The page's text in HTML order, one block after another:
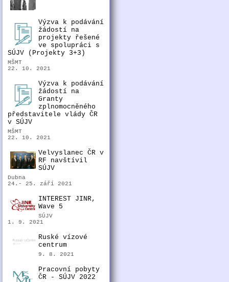
Výzva k podávání
žádostí na
projekty řešené
ve spolupráci s
SÚJV (Projekty 3+3)
MŠMT
22. 10. 2021
Výzva k podávání
žádostí na
Granty
zplnomocněného
představitele vlády ČR
v SÚJV
MŠMT
22. 10. 2021
Velvyslanec ČR v
RF navštívil
SÚJV
Dubna
24.- 25. září 2021
INTEREST JINR,
Wave 5
SÚJV
1. 9. 2021
Ruské vízové
centrum
9. 8. 2021
Pracovní pobyty
ČR - SÚJV 2022